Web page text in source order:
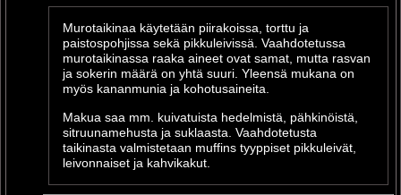
Murotaikinaa käytetään piirakoissa, torttu ja
paistospohjissa sekä pikkuleivissä. Vaahdotetussa
murotaikinassa raaka aineet ovat samat, mutta rasvan
ja sokerin määrä on yhtä suuri. Yleensä mukana on
myös kananmunia ja kohotusaineita.
Makua saa mm. kuivatuista hedelmistä, pähkinöistä,
sitruunamehusta ja suklaasta. Vaahdotetusta
taikinasta valmistetaan muffins tyyppiset pikkuleivät,
leivonnaiset ja kahvikakut.